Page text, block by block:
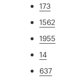
173
1562
1955
14
637